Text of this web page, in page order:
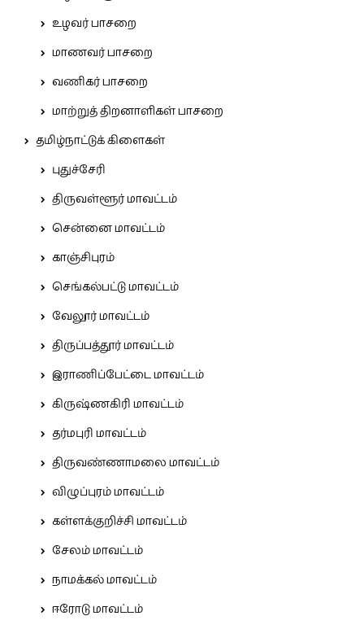
உழவர் பாசறை
மாணவர் பாசறை
வணிகர் பாசறை
மாற்றுத் திறனாளிகள் பாசறை
தமிழ்நாட்டுக் கிளைகள்
புதுச்சேரி
திருவள்ளூர் மாவட்டம்
சென்னை மாவட்டம்
காஞ்சிபுரம்
செங்கல்பட்டு மாவட்டம்
வேலூர் மாவட்டம்
திருப்பத்தூர் மாவட்டம்
இராணிப்பேட்டை மாவட்டம்
கிருஷ்ணகிரி மாவட்டம்
தர்மபுரி மாவட்டம்
திருவண்ணாமலை மாவட்டம்
விழுப்புரம் மாவட்டம்
கள்ளக்குறிச்சி மாவட்டம்
சேலம் மாவட்டம்
நாமக்கல் மாவட்டம்
ஈரோடு மாவட்டம்